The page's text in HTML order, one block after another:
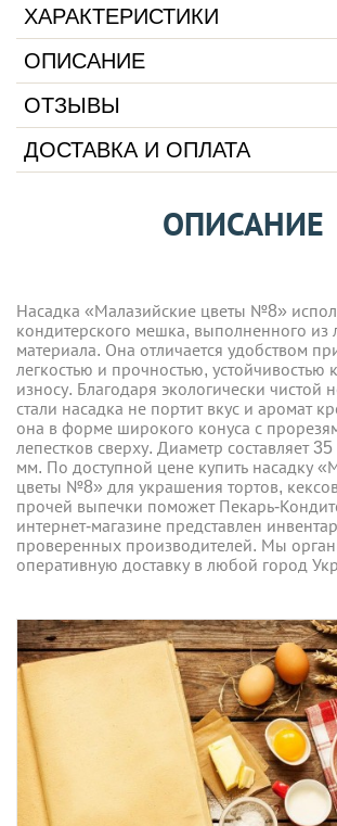
ХАРАКТЕРИСТИКИ
ОПИСАНИЕ
ОТЗЫВЫ
ДОСТАВКА И ОПЛАТА
ОПИСАНИЕ
Насадка «Малазийские цветы №8»
кондитерского мешка, выполненного из
материала. Она отличается удобством
легкостью и прочностью, устойчивостью
износу. Благодаря экологически
стали насадка не портит вкус и аромат
она в форме широкого конуса с
лепестков сверху. Диаметр составляет
мм. По доступной цене купить насадку
цветы №8» для украшения тортов,
прочей выпечки поможет Пекарь-
интернет-магазине представлен
проверенных производителей. Мы
оперативную доставку в любой город